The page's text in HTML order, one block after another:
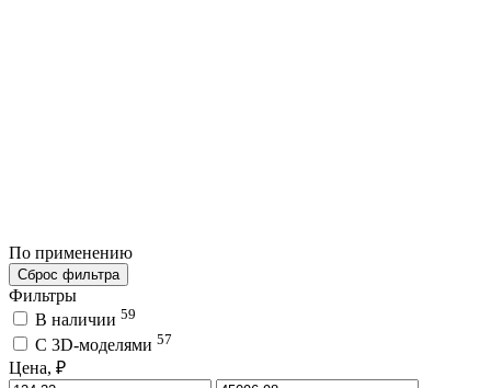
По применению
Сброс фильтра
Фильтры
В наличии 59
C 3D-моделями 57
Цена, ₽